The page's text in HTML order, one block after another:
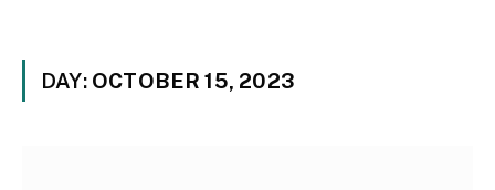
DAY: OCTOBER 15, 2023